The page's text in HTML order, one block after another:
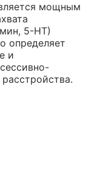
мощным
5-НТ)
определяет
и